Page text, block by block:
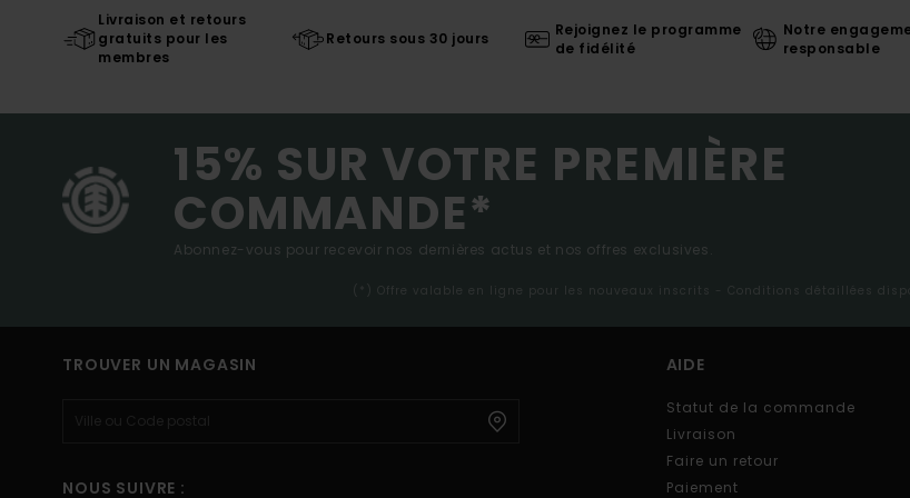
Livraison et retours
gratuits pour les
membres
Retours sous 30 jours
Rejoignez le programme
de fidélité
Notre
responsable
15% SUR VOTRE PREMIÈRE
COMMANDE*
Abonnez-vous pour recevoir nos dernières actus et nos offres exclusives.
(*) Offre valable en ligne pour les nouveaux inscrits - Conditions détaillées
TROUVER UN MAGASIN
NOUS SUIVRE :
AIDE
Statut de la commande
Livraison
Faire un retour
Paiement